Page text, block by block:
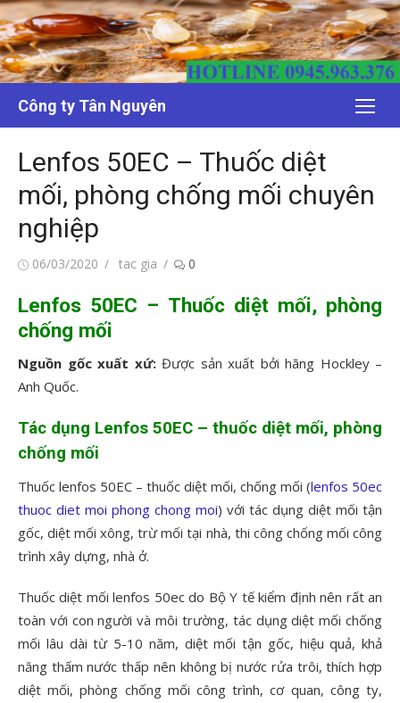
Chuyển
tới
nội
dung
Công ty Tân Nguyên
Lenfos 50EC – Thuốc diệt
mối, phòng chống mối chuyên
nghiệp
Đăng06/03/2020
Tác
tac gia 0
Lenfos 50EC – Thuốc diệt mối, phòng
chống mối
Nguồn gốc xuất xứ: Được sản xuất bởi hãng Hockley –
Anh Quốc.
Tác dụng Lenfos 50EC – thuốc diệt mối, phòng
chống mối
Thuốc lenfos 50EC – thuốc diệt mối, chống mối (lenfos 50ec
thuoc diet moi phong chong moi) với tác dụng diệt mối tận
gốc, diệt mối xông, trừ mối tại nhà, thi công chống mối công
trình xây dựng, nhà ở.
Thuốc diệt mối lenfos 50ec do Bộ Y tế kiểm định nên rất an
toàn với con người và môi trường, tác dụng diệt mối chống
mối lâu dài từ 5-10 năm, diệt mối tận gốc, hiệu quả, khả
năng thấm nước thấp nên không bị nước rửa trôi, thích hợp
diệt mối, phòng chống mối công trình, cơ quan, công ty,